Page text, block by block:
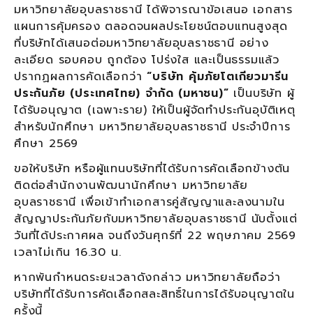
มหาวิทยาลัยอุบลราชธานี ได้พิจารณาข้อเสนอ เอกสาร
แผนการคุ้มครอง ตลอดจนผลประโยชน์ตอบแทนสูงสุด
ที่บริษัทได้เสนอต่อมหาวิทยาลัยอุบลราชธานี อย่าง
ละเอียด รอบคอบ ถูกต้อง โปร่งใส และเป็นธรรมแล้ว
ปรากฏผลการคัดเลือกว่า“บริษัท คุ้มภัยโตเกียวมารีน
ประกันภัย (ประเทศไทย) จำกัด (มหาชน)” เป็นบริษัท ผู้
ได้รับอนุญาต (เฉพาะราย) ให้เป็นผู้จัดทำประกันอุบัติเหตุ
สำหรับนักศึกษา มหาวิทยาลัยอุบลราชธานี ประจำปีการ
ศึกษา 2569
ขอให้บริษัท หรือผู้แทนบริษัทที่ได้รับการคัดเลือกข้างต้น
ติดต่อสำนักงานพัฒนานักศึกษา มหาวิทยาลัย
อุบลราชธานี เพื่อเข้าทำเอกสารคู่สัญญาและลงนามใน
สัญญาประกันภัยกับมหาวิทยาลัยอุบลราชธานี นับตั้งแต่
วันที่ได้ประกาศผล จนถึงวันศุกร์ที่ 22 พฤษภาคม 2569
เวลาไม่เกิน 16.30 น.
หากพ้นกำหนดระยะเวลาดังกล่าว มหาวิทยาลัยถือว่า
บริษัทที่ได้รับการคัดเลือกสละสิทธิ์ในการได้รับอนุญาตใน
ครั้งนี้